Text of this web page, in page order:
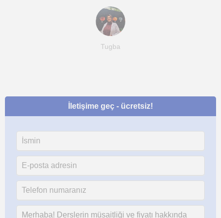
Tugba
İletişime geç - ücretsiz!